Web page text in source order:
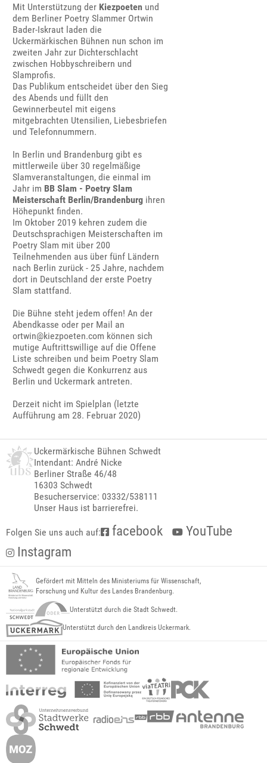
Mit Unterstützung der Kiezpoeten und
dem Berliner Poetry Slammer Ortwin
Bader-Iskraut laden die
Uckermärkischen Bühnen nun schon im
zweiten Jahr zur Dichterschlacht
zwischen Hobbyschreibern und
Slamprofis.
Das Publikum entscheidet über den Sieg
des Abends und füllt den
Gewinnerbeutel mit eigens
mitgebrachten Utensilien, Liebesbriefen
und Telefonnummern.
In Berlin und Brandenburg gibt es
mittlerweile über 30 regelmäßige
Slamveranstaltungen, die einmal im
Jahr im BB Slam - Poetry Slam
Meisterschaft Berlin/Brandenburg ihren
Höhepunkt finden.
Im Oktober 2019 kehren zudem die
Deutschsprachigen Meisterschaften im
Poetry Slam mit über 200
Teilnehmenden aus über fünf Ländern
nach Berlin zurück - 25 Jahre, nachdem
dort in Deutschland der erste Poetry
Slam stattfand.
Die Bühne steht jedem offen! An der
Abendkasse oder per Mail an
ortwin@kiezpoeten.com können sich
mutige Auftrittswillige auf die Offene
Liste schreiben und beim Poetry Slam
Schwedt gegen die Konkurrenz aus
Berlin und Uckermark antreten.
Derzeit nicht im Spielplan (letzte
Aufführung am 28. Februar 2020)
Uckermärkische Bühnen Schwedt
Intendant: André Nicke
Berliner Straße 46/48
16303 Schwedt
Besucherservice: 03332/538111
Unser Haus ist barrierefrei.
Folgen Sie uns auch auf: facebook
YouTube
Instagram
Gefördert mit Mitteln des Ministeriums für Wissenschaft,
Forschung und Kultur des Landes Brandenburg.
Unterstützt durch die Stadt Schwedt.
Unterstützt durch den Landkreis Uckermark.